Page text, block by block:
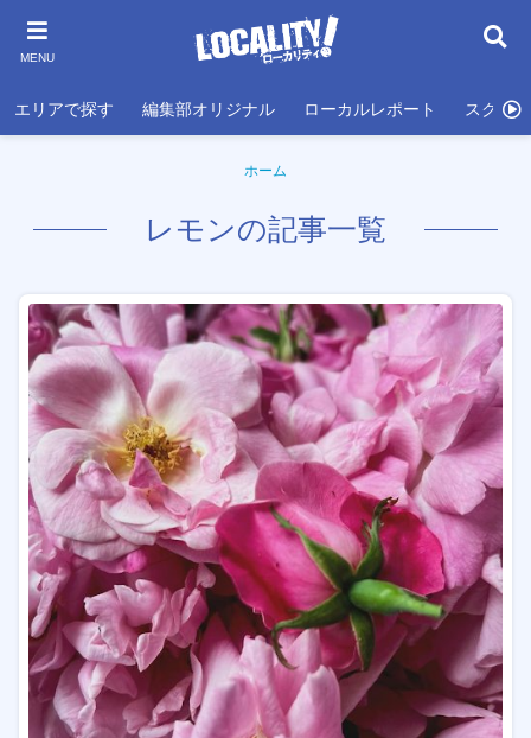
MENU
エリアで探す 編集部オリジナル ローカルレポート スクール
ホーム
レモンの記事一覧